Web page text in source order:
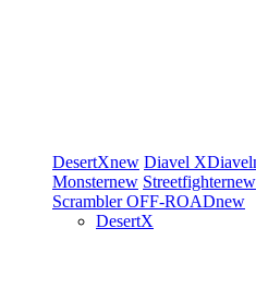
DesertXnew Diavel XDiavel
Monsternew Streetfighternew
ScramblerOFF-ROADnew
DesertX